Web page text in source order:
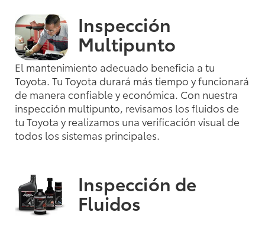
Inspección
Multipunto
El mantenimiento adecuado beneficia a tu
Toyota. Tu Toyota durará más tiempo y funcionará
de manera confiable y económica. Con nuestra
inspección multipunto, revisamos los fluidos de
tu Toyota y realizamos una verificación visual de
todos los sistemas principales.
Inspección de
Fluidos